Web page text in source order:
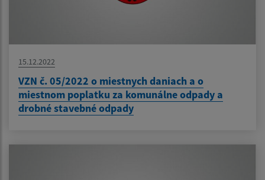
15.12.2022
VZN č. 05/2022 o miestnych daniach a o
miestnom poplatku za komunálne odpady a
drobné stavebné odpady